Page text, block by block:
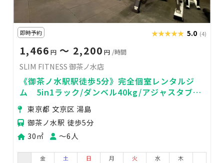
即時予約 ★★★★★
★★★★★ 5.0 (4)
1,466 円 〜 2,200 円 /時間
SLIM FITNESS 御茶ノ水店
《御茶ノ水駅駅徒歩5分》完全個室レンタルジ
ム 5in1ラック/ダンベル40kg/アジャスタブル
ベンチ2台
東京都 文京区 湯島
御茶ノ水駅 徒歩5分
30㎡
〜6人
金
土
日
月
火
水
木